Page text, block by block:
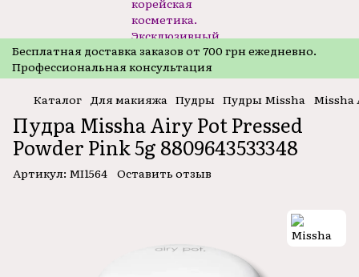
Бесплатная доставка заказов от 700 грн ежедневно.
Профессиональная консультация
Каталог Для макияжа Пудры Пудры Missha Missha
Пудра Missha Airy Pot Pressed
Powder Pink 5g 8809643533348
Артикул: MI1564 Оставить отзыв